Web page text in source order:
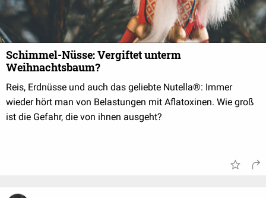
Schimmel-Nüsse: Vergiftet unterm
Weihnachtsbaum?
Reis, Erdnüsse und auch das geliebte Nutella®: Immer
wieder hört man von Belastungen mit Aflatoxinen. Wie groß
ist die Gefahr, die von ihnen ausgeht?